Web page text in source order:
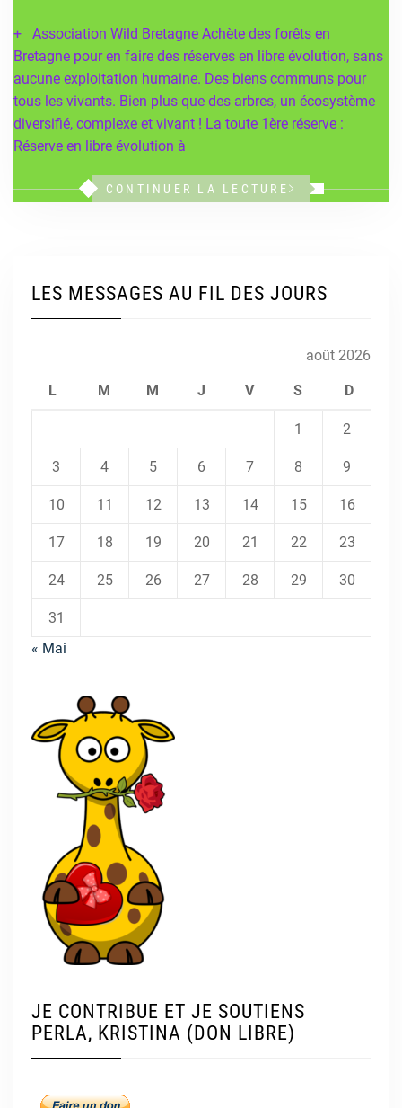
+ Association Wild Bretagne Achète des forêts en
Bretagne pour en faire des réserves en libre évolution, sans
aucune exploitation humaine. Des biens communs pour
tous les vivants. Bien plus que des arbres, un écosystème
diversifié, complexe et vivant ! La toute 1ère réserve :
Réserve en libre évolution à
CONTINUER LA LECTURE
LES MESSAGES AU FIL DES JOURS
août 2026
L M M J V S D
1 2
3 4 5 6 7 8 9
10 11 12 13 14 15 16
17 18 19 20 21 22 23
24 25 26 27 28 29 30
31
« Mai
JE CONTRIBUE ET JE SOUTIENS
PERLA, KRISTINA (DON LIBRE)